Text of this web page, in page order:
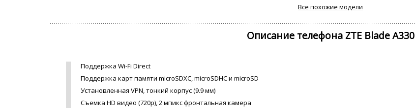
Все похожие модели
Описание телефона ZTE Blade A330
Поддержка Wi-Fi Direct
Поддержка карт памяти microSDXC, microSDHC и microSD
Установленная VPN, тонкий корпус (9.9 мм)
Съемка HD видео (720p), 2 мпикс фронтальная камера